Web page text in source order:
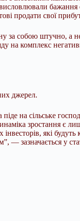
продати свої
за собою штучно, а
на комплекс
джерел.
на сільське
зростання є
які
— зазначається у